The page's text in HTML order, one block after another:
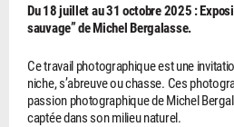
Du 18 juillet au 31 octobre 2025 :
sauvage” de Michel Bergalasse.
Ce travail photographique est une
niche, s’abreuve ou chasse. Ces
passion photographique de Michel
captée dans son milieu naturel.